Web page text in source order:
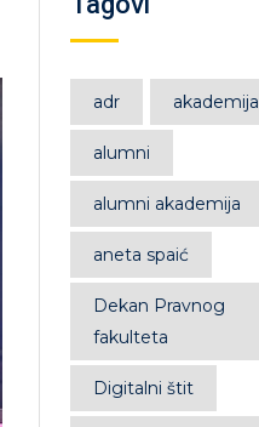
adr akademija
alumni
alumni akademija
aneta spaić
Dekan Pravnog
fakulteta
Digitalni štit